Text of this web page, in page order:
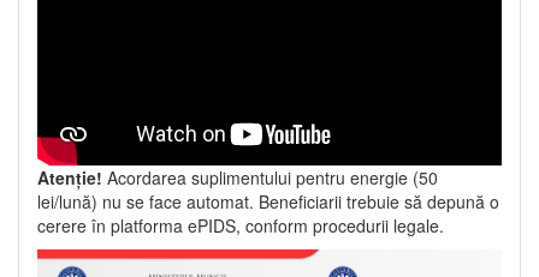
Atenție! Acordarea suplimentului pentru energie (50
lei/lună) nu se face automat. Beneficiarii trebuie să depună o
cerere în platforma ePIDS, conform procedurii legale.